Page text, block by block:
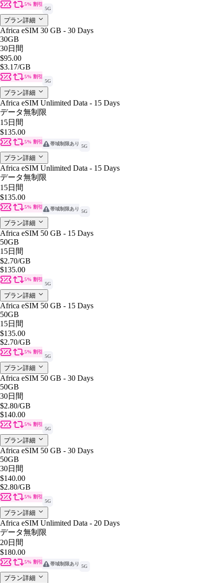
5% 割引
5G
プラン詳細
Africa eSIM 30 GB - 30 Days
30GB
30日間
$95.00
$3.17/GB
5% 割引
5G
プラン詳細
Africa eSIM Unlimited Data - 15 Days
データ無制限
15日間
$135.00
5% 割引 帯域制限あり 5G
プラン詳細
Africa eSIM Unlimited Data - 15 Days
データ無制限
15日間
$135.00
5% 割引 帯域制限あり 5G
プラン詳細
Africa eSIM 50 GB - 15 Days
50GB
15日間
$2.70/GB
$135.00
5% 割引
5G
プラン詳細
Africa eSIM 50 GB - 15 Days
50GB
15日間
$135.00
$2.70/GB
5% 割引
5G
プラン詳細
Africa eSIM 50 GB - 30 Days
50GB
30日間
$2.80/GB
$140.00
5% 割引
5G
プラン詳細
Africa eSIM 50 GB - 30 Days
50GB
30日間
$140.00
$2.80/GB
5% 割引
5G
プラン詳細
Africa eSIM Unlimited Data - 20 Days
データ無制限
20日間
$180.00
5% 割引 帯域制限あり 5G
プラン詳細